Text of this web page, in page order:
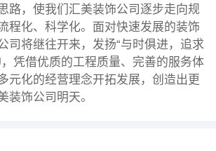
路，使我们汇美装饰公司逐步走向规
程化、科学化。面对快速发展的装饰
司将继往开来，发扬“与时俱进，追求
凭借优质的工程质量、完善的服务体
元化的经营理念开拓发展，创造出更
装饰公司明天。